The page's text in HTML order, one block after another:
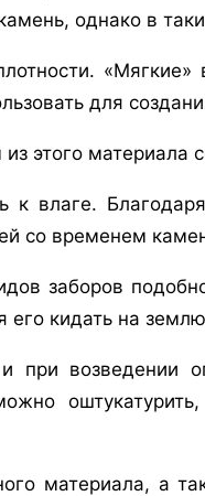
однако в
для
этого материала
к влаге.
со временем
заборов
кидать на
при возведении
материала, а